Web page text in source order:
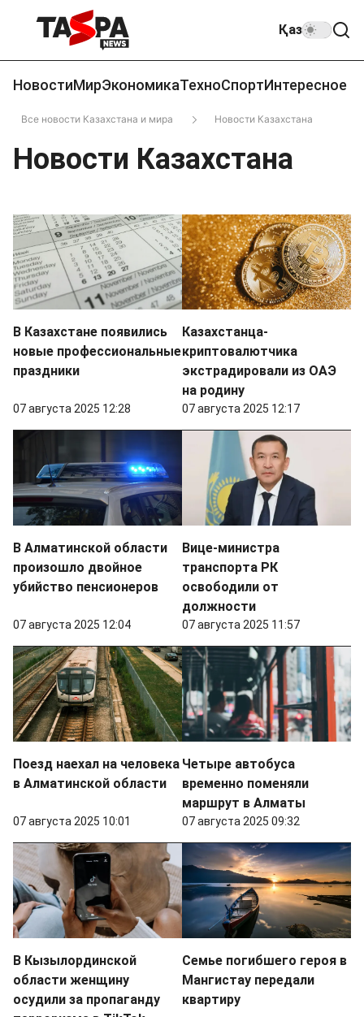
Қаз
НовостиМирЭкономикаТехноСпортИнтересное
Все новости Казахстана и мира Новости Казахстана
Новости Казахстана
В Казахстане появились
новые профессиональные
праздники
07 августа 2025 12:28
Казахстанца-
криптовалютчика
экстрадировали из ОАЭ
на родину
07 августа 2025 12:17
В Алматинской области
произошло двойное
убийство пенсионеров
07 августа 2025 12:04
Вице-министра
транспорта РК
освободили от
должности
07 августа 2025 11:57
Поезд наехал на человека
в Алматинской области
07 августа 2025 10:01
Четыре автобуса
временно поменяли
маршрут в Алматы
07 августа 2025 09:32
В Кызылординской
области женщину
осудили за пропаганду
Семье погибшего героя в
Мангистау передали
квартиру